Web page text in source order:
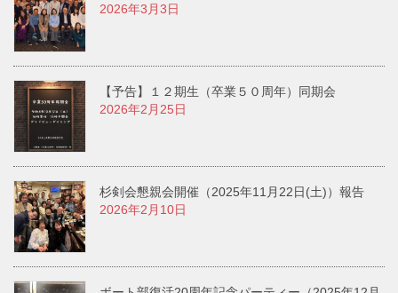
2026年3月3日
【予告】１２期生（卒業５０周年）同期会
2026年2月25日
杉剣会懇親会開催（2025年11月22日(土)）報告
2026年2月10日